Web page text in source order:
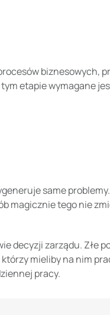
biznesowych,
etapie wymagane
same
magicznie tego nie
decyzji zarządu. Złe
mieliby na nim
pracy.